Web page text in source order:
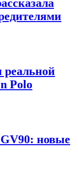
реальной
Polo
новые